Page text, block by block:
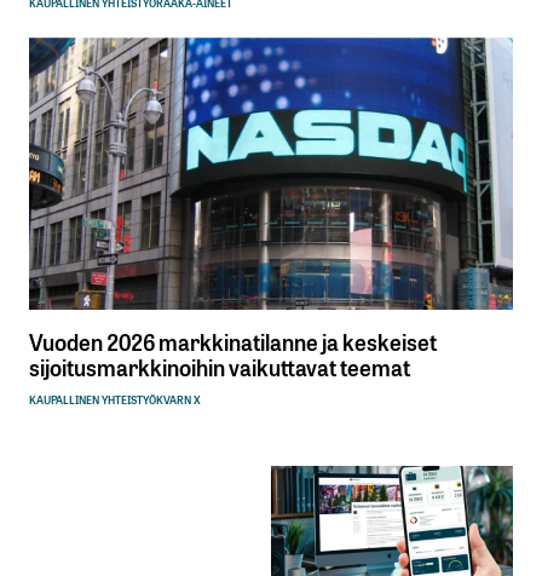
Vuoden 2026 markkinatilanne ja keskeiset
sijoitusmarkkinoihin vaikuttavat teemat
KAUPALLINEN YHTEISTYÖKVARN X